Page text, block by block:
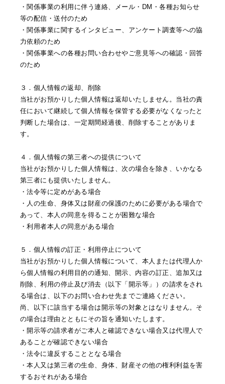
・関係事業の利用に伴う連絡、メール・DM・各種お知らせ
等の配信・送付のため
・関係事業に関するインタビュー、アンケート調査等への協
力依頼のため
・関係事業への各種お問い合わせやご意見等への確認・回答
のため
３．個人情報の返却、削除
当社がお預かりした個人情報は返却いたしません。当社の責
任において継続して個人情報を保管する必要がなくなったと
判断した場合は、一定期間経過後、削除することがありま
す。
４．個人情報の第三者への提供について
当社がお預かりした個人情報は、次の場合を除き、いかなる
第三者にも提供いたしません。
・法令等に定めがある場合
・人の生命、身体又は財産の保護のために必要がある場合で
あって、本人の同意を得ることが困難な場合
・利用者本人の同意がある場合
５．個人情報の訂正・利用停止について
当社がお預かりした個人情報について、本人または代理人か
ら個人情報の利用目的の通知、開示、内容の訂正、追加又は
削除、利用の停止及び消去（以下「開示等」）の請求をされ
る場合は、以下のお問い合わせ先までご連絡ください。
尚、以下に該当する場合は開示等の対象とはなりません。そ
の場合は理由とともにその旨を通知いたします。
・開示等の請求者がご本人と確認できない場合又は代理人で
あることが確認できない場合
・法令に違反することとなる場合
・本人又は第三者の生命、身体、財産その他の権利利益を害
するおそれがある場合